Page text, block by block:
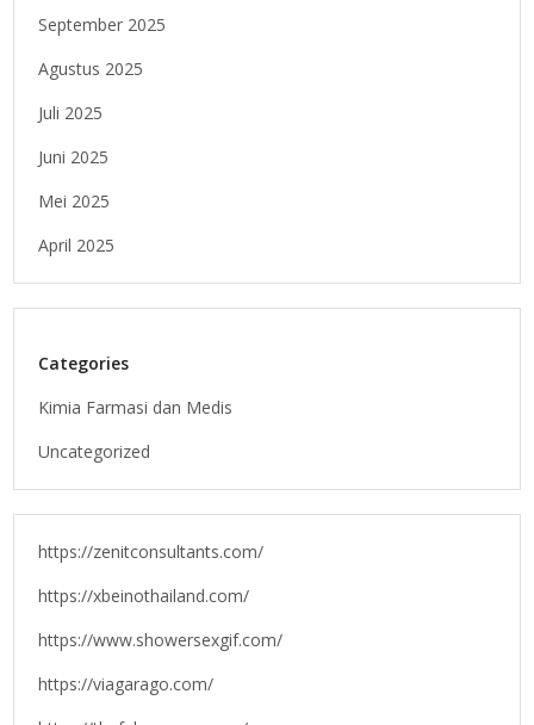
September 2025
Agustus 2025
Juli 2025
Juni 2025
Mei 2025
April 2025
Categories
Kimia Farmasi dan Medis
Uncategorized
https://zenitconsultants.com/
https://xbeinothailand.com/
https://www.showersexgif.com/
https://viagarago.com/